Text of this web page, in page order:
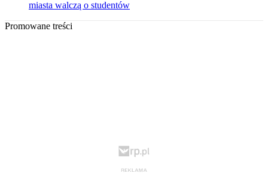
miasta walczą o studentów
Promowane treści